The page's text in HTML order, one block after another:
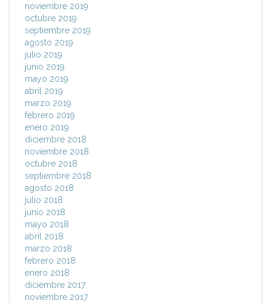
noviembre 2019
octubre 2019
septiembre 2019
agosto 2019
julio 2019
junio 2019
mayo 2019
abril 2019
marzo 2019
febrero 2019
enero 2019
diciembre 2018
noviembre 2018
octubre 2018
septiembre 2018
agosto 2018
julio 2018
junio 2018
mayo 2018
abril 2018
marzo 2018
febrero 2018
enero 2018
diciembre 2017
noviembre 2017